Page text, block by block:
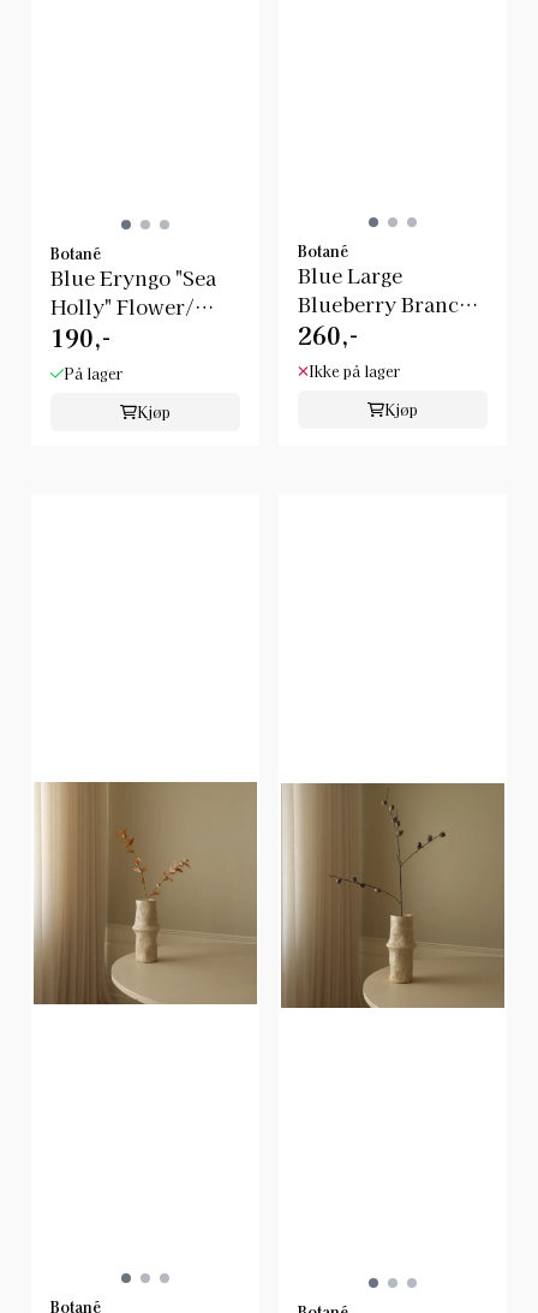
Botané
Blue Eryngo "Sea
Holly" Flower/
Botanè
190,-
På lager
Kjøp
Botané
Blue Large
Blueberry Branch/
Botanè
260,-
Ikke på lager
Kjøp
Botané